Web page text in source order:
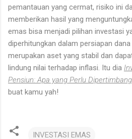
pemantauan yang cermat, risiko ini
memberikan hasil yang
emas bisa menjadi pilihan investasi
diperhitungkan dalam persiapan
merupakan aset yang stabil dan
lindung nilai terhadap inflasi. Itu dia
Pensiun: Apa yang Perlu
buat kamu yah!
INVESTASI EMAS